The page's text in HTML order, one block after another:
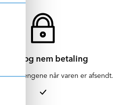
Sikker og nem betaling
pengene når varen er afsendt.